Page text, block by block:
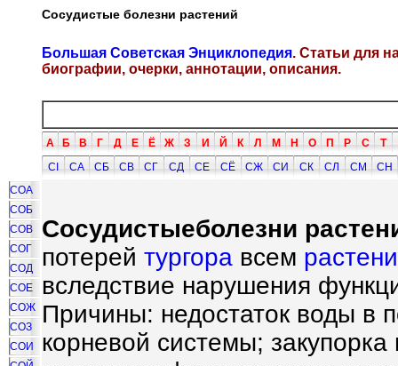
Сосудистые болезни растений
Большая Советская Энциклопедия. Статьи для
биографии, очерки, аннотации, описания.
А Б В Г Д Е Ё Ж З И Й К Л М Н О П Р С Т
СI
СА СБ СВ СГ СД СЕ СЁ СЖ СИ СК СЛ СМ
СН
СОА
СОБ
СОВ
СОГ
СОД
СОЕ
СОЖ
СОЗ
СОИ
Сосудистыеболезни расте
потерей тургора всем
вследствие нарушения
Причины: недостаток воды в
корневой системы;